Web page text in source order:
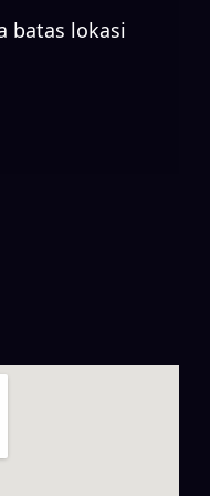
batas lokasi